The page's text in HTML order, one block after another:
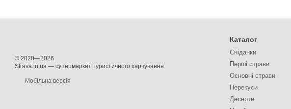
© 2020—2026
Strava.in.ua — супермаркет туристичного харчування
Мобільна версія
Каталог
Сніданки
Перші страви
Основні страви
Перекуси
Десерти